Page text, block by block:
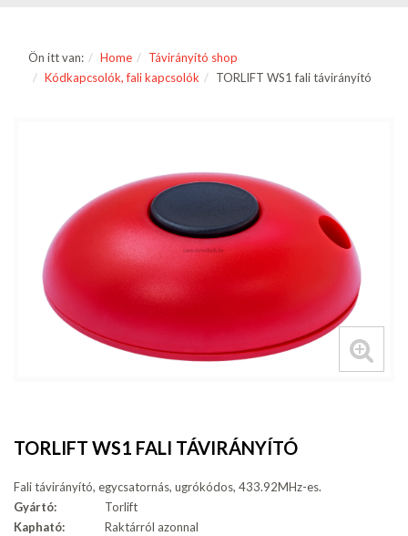
Ön itt van: Home
Távirányító shop
Kódkapcsolók, fali kapcsolók
TORLIFT WS1 fali távirányító
TORLIFT WS1 FALI TÁVIRÁNYÍTÓ
Fali távirányító, egycsatornás, ugrókódos, 433.92MHz-es.
Gyártó:
Torlift
Kapható:
Raktárról azonnal